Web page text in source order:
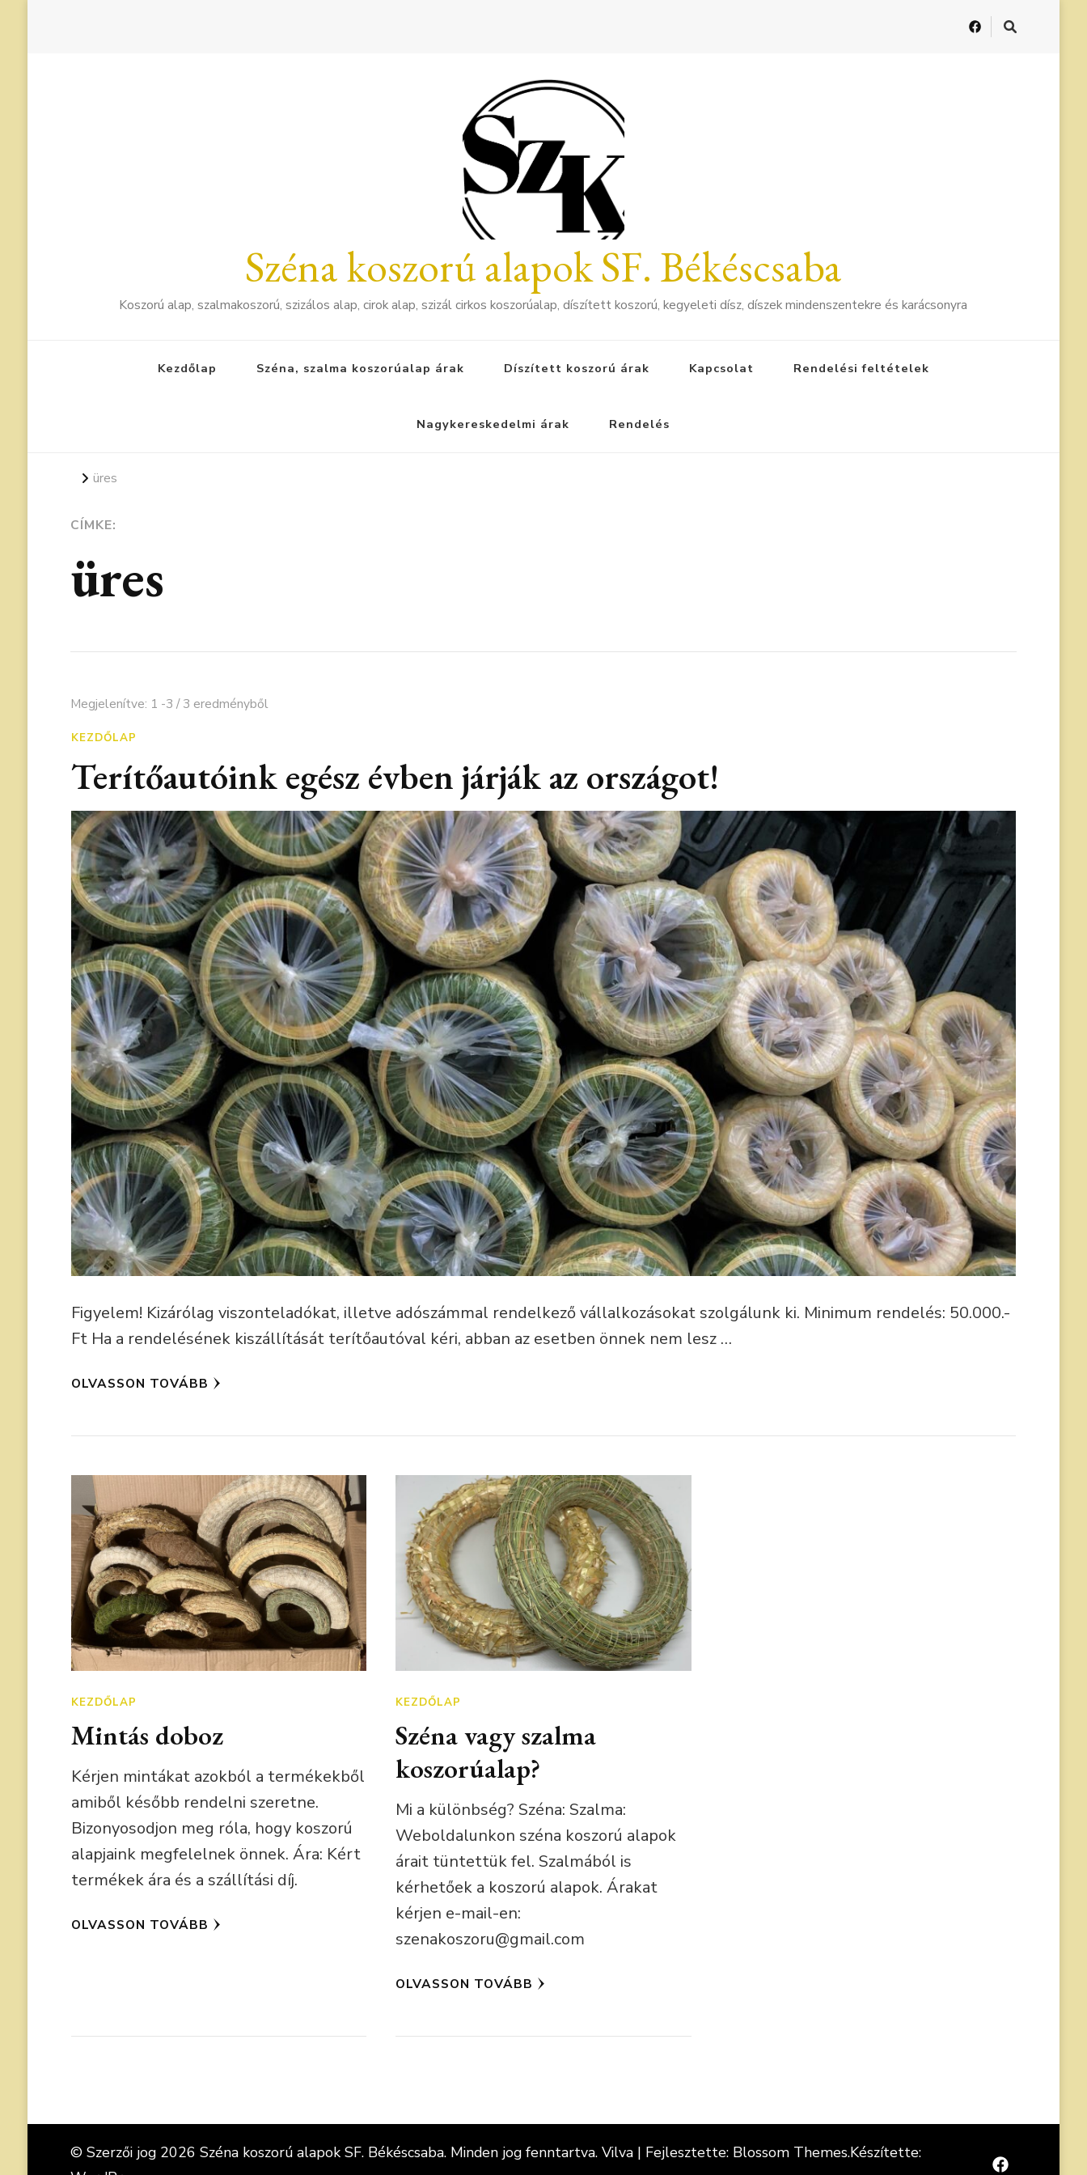
Széna koszorú alapok SF. Békéscsaba
Koszorú alap, szalmakoszorú, szizálos alap, cirok alap, szizál cirkos koszorúalap, díszített koszorú, kegyeleti dísz, díszek mindenszentekre és karácsonyra
Kezdőlap Széna, szalma koszorúalap árak Díszített koszorú árak Kapcsolat Rendelési feltételek
Nagykereskedelmi árak Rendelés
üres
CÍMKE:
üres
Megjelenítve: 1 -3 / 3 eredményből
KEZDŐLAP
Terítőautóink egész évben járják az országot!
Figyelem! Kizárólag viszonteladókat, illetve adószámmal rendelkező vállalkozásokat szolgálunk ki. Minimum rendelés: 50.000.-
Ft Ha a rendelésének kiszállítását terítőautóval kéri, abban az esetben önnek nem lesz …
OLVASSON TOVÁBB
KEZDŐLAP
Mintás doboz
Kérjen mintákat azokból a termékekből
amiből később rendelni szeretne.
Bizonyosodjon meg róla, hogy koszorú
alapjaink megfelelnek önnek. Ára: Kért
termékek ára és a szállítási díj.
OLVASSON TOVÁBB
KEZDŐLAP
Széna vagy szalma
koszorúalap?
Mi a különbség? Széna: Szalma:
Weboldalunkon széna koszorú alapok
árait tüntettük fel. Szalmából is
kérhetőek a koszorú alapok. Árakat
kérjen e-mail-en:
szenakoszoru@gmail.com
OLVASSON TOVÁBB
© Szerzői jog 2026 Széna koszorú alapok SF. Békéscsaba. Minden jog fenntartva. Vilva | Fejlesztette: Blossom Themes.Készítette: